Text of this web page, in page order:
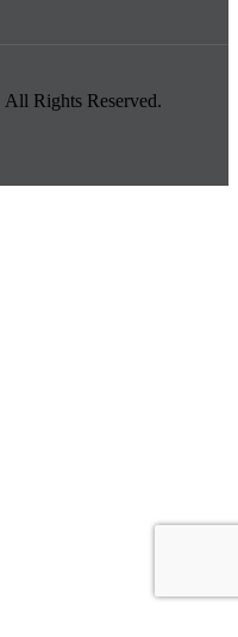
Rights Reserved.